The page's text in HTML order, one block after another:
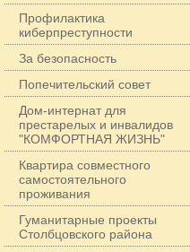
Профилактика
киберпреступности
За безопасность
Попечительский совет
Дом-интернат для
престарелых и инвалидов
"КОМФОРТНАЯ ЖИЗНЬ"
Квартира совместного
самостоятельного
проживания
Гуманитарные проекты
Столбцовского района